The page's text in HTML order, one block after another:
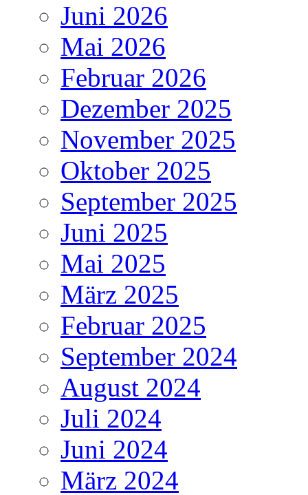
Juni 2026
Mai 2026
Februar 2026
Dezember 2025
November 2025
Oktober 2025
September 2025
Juni 2025
Mai 2025
März 2025
Februar 2025
September 2024
August 2024
Juli 2024
Juni 2024
März 2024